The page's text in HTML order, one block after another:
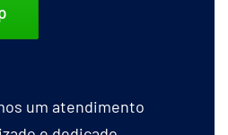
um atendimento